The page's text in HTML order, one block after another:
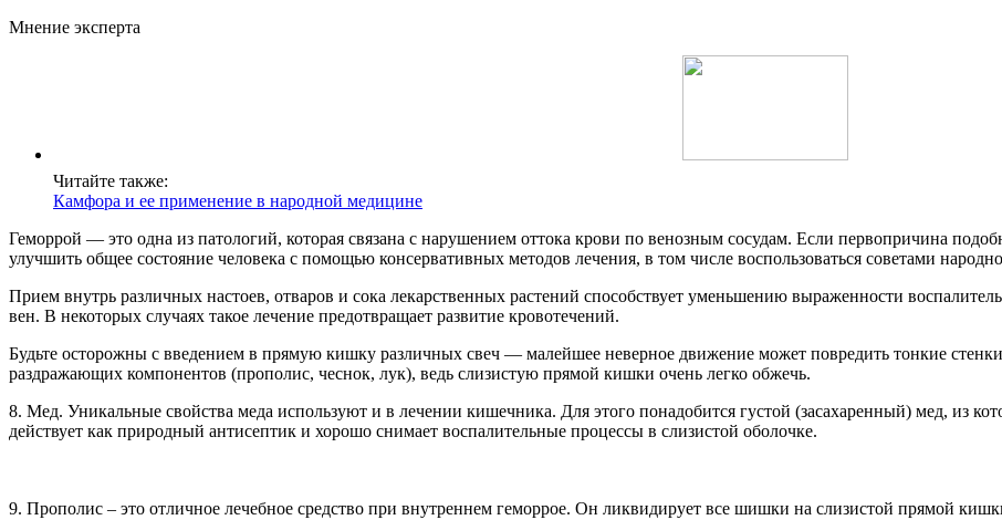
Мнение эксперта
Читайте также:
Камфора и ее применение в народной медицине
Геморрой — это одна из патологий, которая связана с нарушением оттока крови по венозным сосудам. Если первопричина
улучшить общее состояние человека с помощью консервативных методов лечения, в том числе воспользоваться советами
Прием внутрь различных настоев, отваров и сока лекарственных растений способствует уменьшению выраженности
вен. В некоторых случаях такое лечение предотвращает развитие кровотечений.
Будьте осторожны с введением в прямую кишку различных свеч — малейшее неверное движение может повредить тонкие
раздражающих компонентов (прополис, чеснок, лук), ведь слизистую прямой кишки очень легко обжечь.
8. Мед. Уникальные свойства меда используют и в лечении кишечника. Для этого понадобится густой (засахаренный) мед, из
действует как природный антисептик и хорошо снимает воспалительные процессы в слизистой оболочке.
9. Прополис – это отличное лечебное средство при внутреннем геморрое. Он ликвидирует все шишки на слизистой прямой